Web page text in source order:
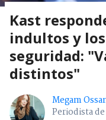
Kast
indultos y
seguridad:
distintos"
Megam
Periodista